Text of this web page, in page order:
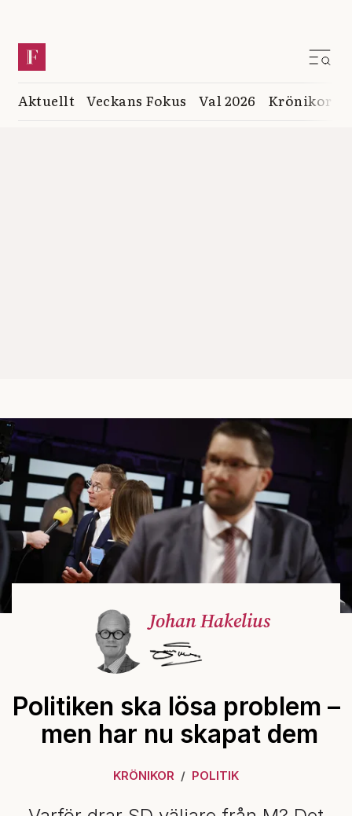
Aktuellt Veckans Fokus Val 2026 Krönikor
Johan Hakelius
Politiken ska lösa problem –
men har nu skapat dem
KRÖNIKOR POLITIK